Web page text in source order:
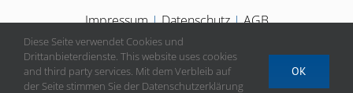
Impressum|Datenschutz|AGB
Diese Seite verwendet Cookies und
Drittanbieterdienste. This website uses cookies
and third party services. Mit dem Verbleib auf
der Seite stimmen Sie der Datenschutzerklärung
OK